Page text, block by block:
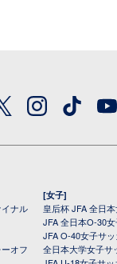
ナル
オフ
[女子]
皇后杯 JFA 全日
JFA 全日本O-30
JFA O-40女子サ
全日本大学女子サ